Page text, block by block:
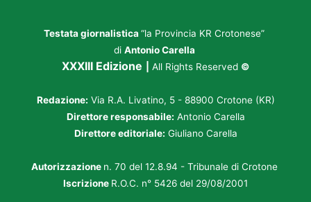
Testata giornalistica “la Provincia KR Crotonese”
di Antonio Carella
XXXIII Edizione All Rights Reserved ©
Redazione: Via R.A. Livatino, 5 - 88900 Crotone (KR)
Direttore responsabile: Antonio Carella
Direttore editoriale: Giuliano Carella
Autorizzazione n. 70 del 12.8.94 - Tribunale di Crotone
Iscrizione R.O.C. n° 5426 del 29/08/2001